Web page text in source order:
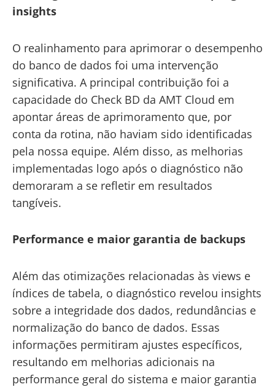
insights
O realinhamento para aprimorar o desempenho
do banco de dados foi uma intervenção
significativa. A principal contribuição foi a
capacidade do Check BD da AMT Cloud em
apontar áreas de aprimoramento que, por
conta da rotina, não haviam sido identificadas
pela nossa equipe. Além disso, as melhorias
implementadas logo após o diagnóstico não
demoraram a se refletir em resultados
tangíveis.
Performance e maior garantia de backups
Além das otimizações relacionadas às views e
índices de tabela, o diagnóstico revelou insights
sobre a integridade dos dados, redundâncias e
normalização do banco de dados. Essas
informações permitiram ajustes específicos,
resultando em melhorias adicionais na
performance geral do sistema e maior garantia